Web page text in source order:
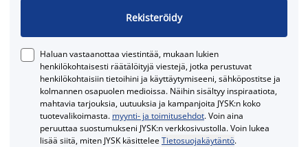
Rekisteröidy
Haluan vastaanottaa viestintää, mukaan lukien
henkilökohtaisesti räätälöityjä viestejä, jotka perustuvat
henkilökohtaisiin tietoihini ja käyttäytymiseeni, sähköpostitse ja
kolmannen osapuolen medioissa. Näihin sisältyy inspiraatiota,
mahtavia tarjouksia, uutuuksia ja kampanjoita JYSK:n koko
tuotevalikoimasta. myynti- ja toimitusehdot. Voin aina
peruuttaa suostumukseni JYSK:n verkkosivustolla. Voin lukea
lisää siitä, miten JYSK käsitteleeTietosuojakäytäntö.